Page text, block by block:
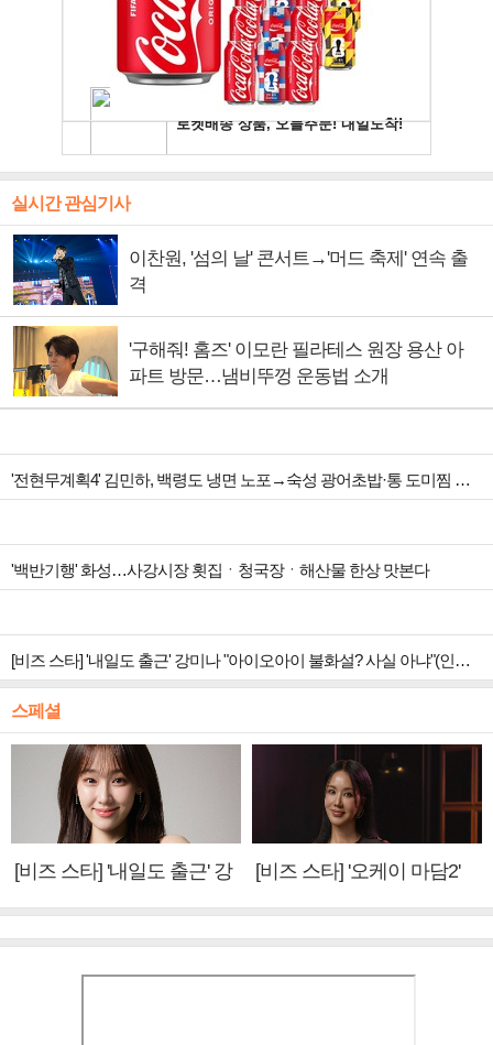
실시간 관심기사
이찬원, '섬의 날' 콘서트→'머드 축제' 연속 출
격
'구해줘! 홈즈' 이모란 필라테스 원장 용산 아
파트 방문…냄비뚜껑 운동법 소개
'전현무계획4' 김민하, 백령도 냉면 노포→숙성 광어초밥·통 도미찜 맛집 탐방
'백반기행' 화성…사강시장 횟집ㆍ청국장ㆍ해산물 한상 맛본다
[비즈 스타] '내일도 출근' 강미나 "아이오아이 불화설? 사실 아냐"(인터뷰)
스페셜
[비즈 스타] '내일도 출근' 강
[비즈 스타] '오케이 마담2'